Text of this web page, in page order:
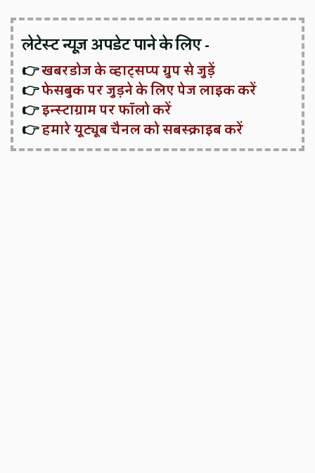
लेटेस्ट न्यूज़ अपडेट पाने के लिए -
👉खबरडोज के व्हाट्सप्प ग्रुप से जुड़ें
👉फेसबुक पर जुड़ने के लिए पेज लाइक करें
👉इन्स्टाग्राम पर फॉलो करें
👉हमारे यूट्यूब चैनल को सबस्क्राइब करें